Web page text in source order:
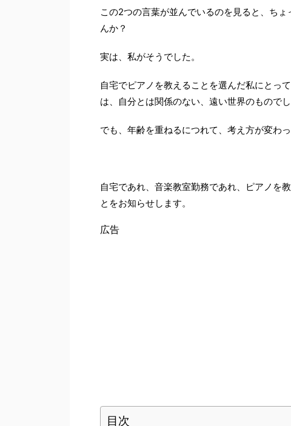
この2つの言葉が並んでいるのを見ると、ち
んか？
実は、私がそうでした。
自宅でピアノを教えることを選んだ私にとっ
は、自分とは関係のない、遠い世界のものでし
でも、年齢を重ねるにつれて、考え方が変わっ
自宅であれ、音楽教室勤務であれ、ピアノを
とをお知らせします。
広告
目次